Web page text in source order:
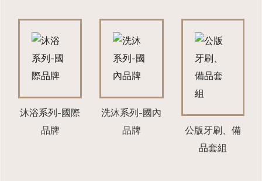
沐浴系列-國際
品牌
洗沐系列-國內
品牌
公版牙刷、備
品套組